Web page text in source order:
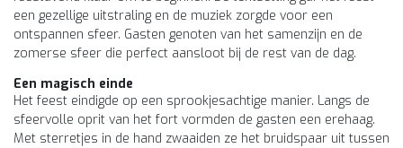
een gezellige uitstraling en de muziek zorgde voor een
ontspannen sfeer. Gasten genoten van het samenzijn en de
zomerse sfeer die perfect aansloot bij de rest van de dag.
Een magisch einde
Het feest eindigde op een sprookjesachtige manier. Langs de
sfeervolle oprit van het fort vormden de gasten een erehaag.
Met sterretjes in de hand zwaaiden ze het bruidspaar uit tussen